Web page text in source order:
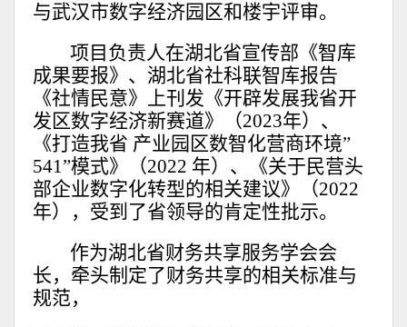
与武汉市数字经济园区和楼宇评审。
项目负责人在湖北省宣传部《智库
成果要报》、湖北省社科联智库报告
《社情民意》上刊发《开辟发展我省开
发区数字经济新赛道》（2023年）、
《打造我省 产业园区数智化营商环境”
541”模式》（2022 年）、《关于民营头
部企业数字化转型的相关建议》（2022
年），受到了省领导的肯定性批示。
作为湖北省财务共享服务学会会
长，牵头制定了财务共享的相关标准与
规范，